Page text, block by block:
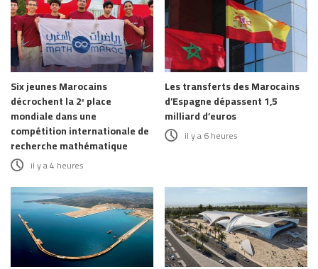
Six jeunes Marocains
décrochent la 2ᵉ place
mondiale dans une
compétition internationale de
recherche mathématique
il y a 4 heures
Les transferts des Marocains
d’Espagne dépassent 1,5
milliard d’euros
il y a 6 heures